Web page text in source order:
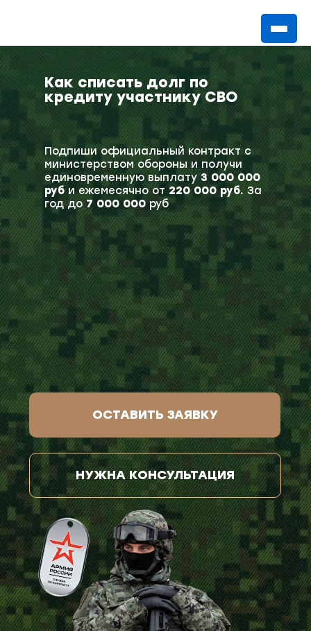
Как списать долг по
кредиту участнику СВО
Подпиши официальный контракт с
министерством обороны и получи
единовременную выплату3 000 000
руб и ежемесячно от 220 000 руб.За
год до7 000 000руб
ОСТАВИТЬ ЗАЯВКУ
НУЖНА КОНСУЛЬТАЦИЯ